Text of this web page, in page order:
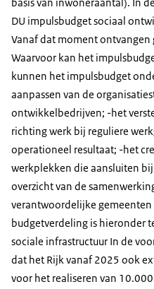
DU impulsbudget sociaal
Vanaf dat moment ontvangen
Waarvoor kan het
kunnen het impulsbudget
aanpassen van de
ontwikkelbedrijven; -het
richting werk bij reguliere
operationeel resultaat; -het
werkplekken die aansluiten
overzicht van de
verantwoordelijke
budgetverdeling is hieronder
sociale infrastructuur In de
dat het Rijk vanaf 2025 ook
voor het realiseren van